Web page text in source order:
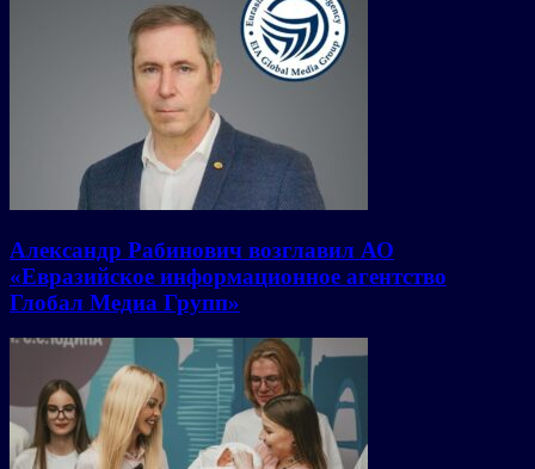
Александр Рабинович возглавил АО
«Евразийское информационное агентство
Глобал Медиа Групп»